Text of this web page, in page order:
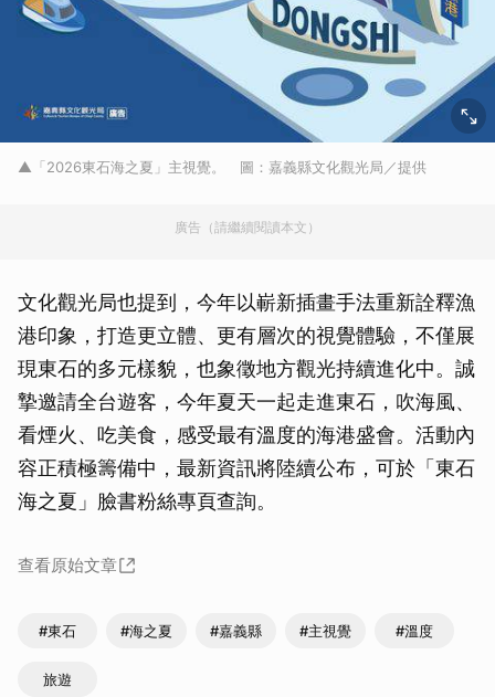
▲「2026東石海之夏」主視覺。 圖：嘉義縣文化觀光局／提供
廣告（請繼續閱讀本文）
文化觀光局也提到，今年以嶄新插畫手法重新詮釋漁
港印象，打造更立體、更有層次的視覺體驗，不僅展
現東石的多元樣貌，也象徵地方觀光持續進化中。誠
摯邀請全台遊客，今年夏天一起走進東石，吹海風、
看煙火、吃美食，感受最有溫度的海港盛會。活動內
容正積極籌備中，最新資訊將陸續公布，可於「東石
海之夏」臉書粉絲專頁查詢。
查看原始文章
#東石 #海之夏 #嘉義縣 #主視覺 #溫度
旅遊